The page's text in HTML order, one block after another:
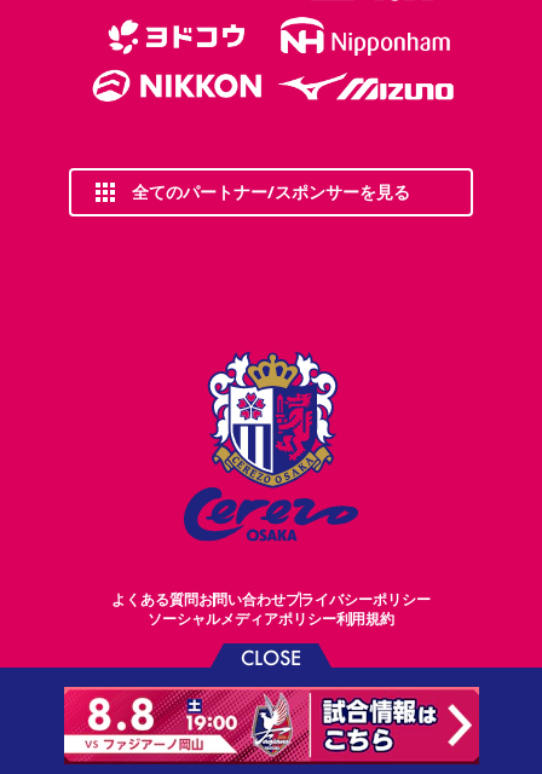
CLOSE
全てのパートナー/スポンサーを見る
よくある質問お問い合わせプライバシーポリシー
ソーシャルメディアポリシー利用規約
©CEREZO OSAKA CO.,LTD.